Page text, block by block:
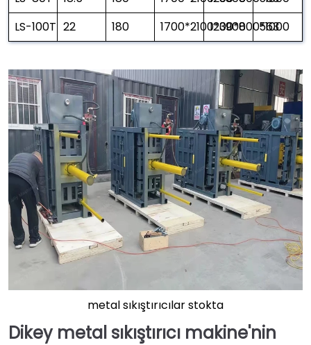
LS-100T 22 180 1700*2100*39001200*800*1000
563
metal sıkıştırıcılar stokta
Dikey metal sıkıştırıcı makine'nin